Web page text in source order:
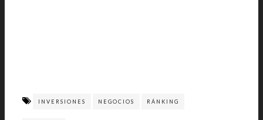
INVERSIONES NEGOCIOS RÁNKING